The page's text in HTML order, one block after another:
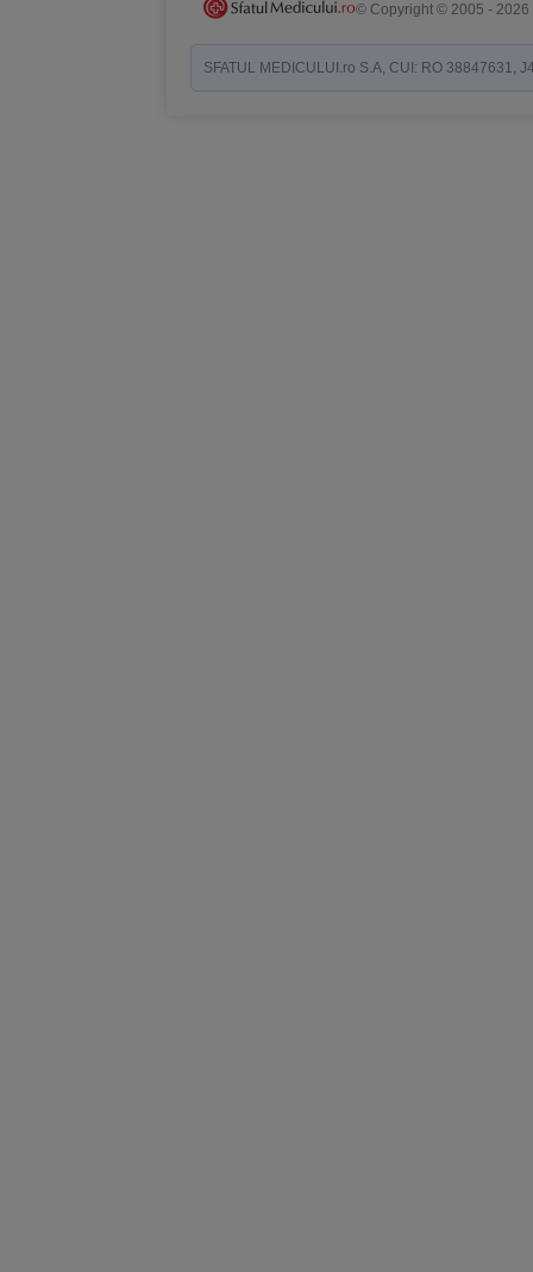
© Copyright © 2005 - 2026
SFATUL MEDICULUI.ro S.A, CUI: RO 38847631,